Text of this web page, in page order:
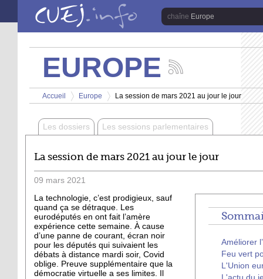
Aller au contenu principal
Europe
EUROPE
les
actualités
de
chaîne
Europe
Vous êtes ici
Accueil
>
Europe
>
La session de mars 2021 au jour le jour
Les dossiers Les sessions parlementaires
La session de mars 2021 au jour le jour
09 mars 2021
La technologie, c’est prodigieux, sauf
quand ça se détraque. Les
eurodéputés en ont fait l’amère
expérience cette semaine. À cause
d’une panne de courant, écran noir
pour les députés qui suivaient les
débats à distance mardi soir, Covid
oblige. Preuve supplémentaire que la
démocratie virtuelle a ses limites. Il
Améliorer
Feu vert
L'Union